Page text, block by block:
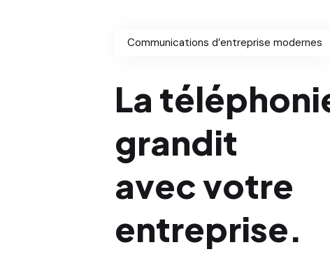
Communications d’entreprise modernes
La
grandit
avec votre
entreprise.